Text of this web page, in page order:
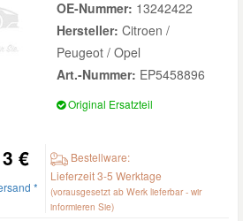
OE-Nummer: 13242422
Hersteller: Citroen /
Peugeot / Opel
Art.-Nummer: EP5458896
Original Ersatzteil
€
*
Bestellware:
Lieferzeit 3-5 Werktage
(vorausgesetzt ab Werk lieferbar - wir
informieren Sie)